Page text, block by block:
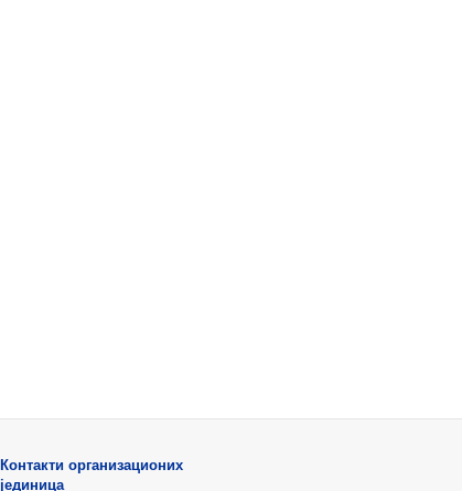
Контакти организационих
јединица